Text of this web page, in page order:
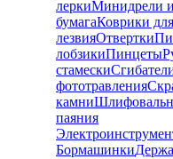
леркиМинидрели и
бумагаКоврики
лезвияОтвертки
лобзикиПинцеты
стамески
фототравления
камни
паяния
Бормашинки